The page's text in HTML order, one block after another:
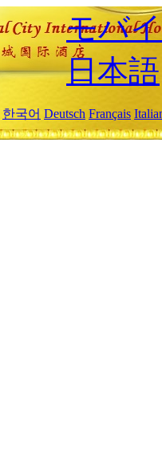
モバ
日本語
한국어 Deutsch Français